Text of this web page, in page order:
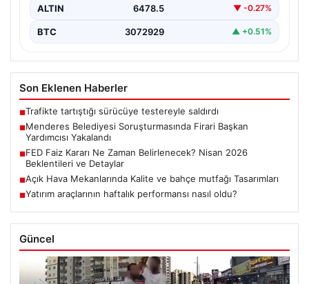
ALTIN 6478.5 ▼ -0.27%
BTC 3072929 ▲ +0.51%
Son Eklenen Haberler
■Trafikte tartıştığı sürücüye testereyle saldırdı
■Menderes Belediyesi Soruşturmasında Firari Başkan
Yardımcısı Yakalandı
■FED Faiz Kararı Ne Zaman Belirlenecek? Nisan 2026
Beklentileri ve Detaylar
■Açık Hava Mekanlarında Kalite ve bahçe mutfağı Tasarımları
■Yatırım araçlarının haftalık performansı nasıl oldu?
Güncel